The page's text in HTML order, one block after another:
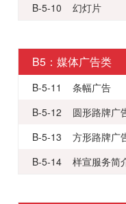
B-5-10 幻灯片
B5：媒体广告类
B-5-11 条幅广告
B-5-12 圆形路牌广
B-5-13 方形路牌广
B-5-14 样宣服务简